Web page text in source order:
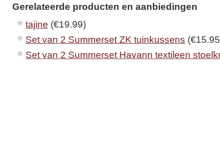
Gerelateerde producten en aanbiedingen
tajine (€19.99)
Set van 2 Summerset ZK tuinkussens
Set van 2 Summerset Havann textileen